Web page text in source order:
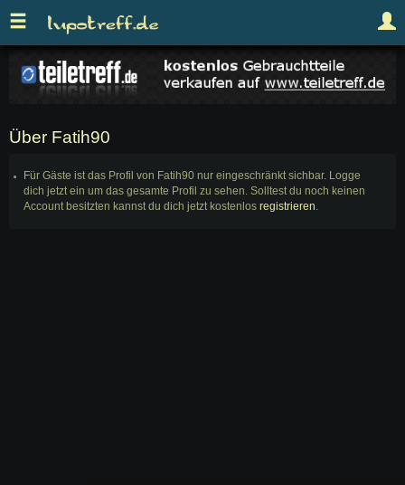
Über Fatih90
Für Gäste ist das Profil von Fatih90 nur eingeschränkt sichbar. Logge
dich jetzt ein um das gesamte Profil zu sehen. Solltest du noch keinen
Account besitzten kannst du dich jetzt kostenlos registrieren.